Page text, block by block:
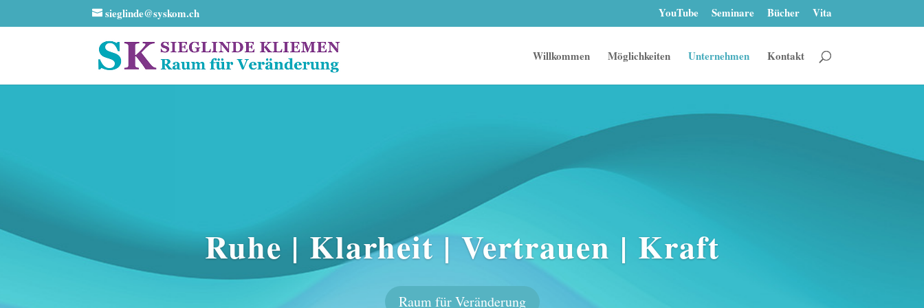
sieglinde@syskom.ch YouTube Seminare Bücher Vita
Willkommen Möglichkeiten Unternehmen Kontakt